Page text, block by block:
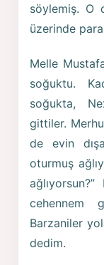
söylemiş. O
üzerinde
Melle
soğuktu.
soğukta,
gittiler.
de evin
oturmuş
cehennem
Barzaniler
dedim.